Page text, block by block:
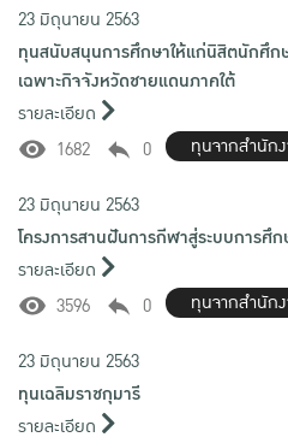
23 มิถุนายน 2563
ทุนสนับสนุนการศึกษาให้แก่นิสิตนักศึก
เฉพาะกิจจังหวัดชายแดนภาคใต้
รายละเอียด
1682
0
ทุนจากสำนัก
23 มิถุนายน 2563
โครงการสานฝันการกีฬาสู่ระบบการศึ
รายละเอียด
3596
0
ทุนจากสำนัก
23 มิถุนายน 2563
ทุนเฉลิมราชกุมารี
รายละเอียด